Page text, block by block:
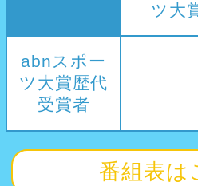
ツ大
abnスポー
ツ大賞歴代
受賞者
番組表は